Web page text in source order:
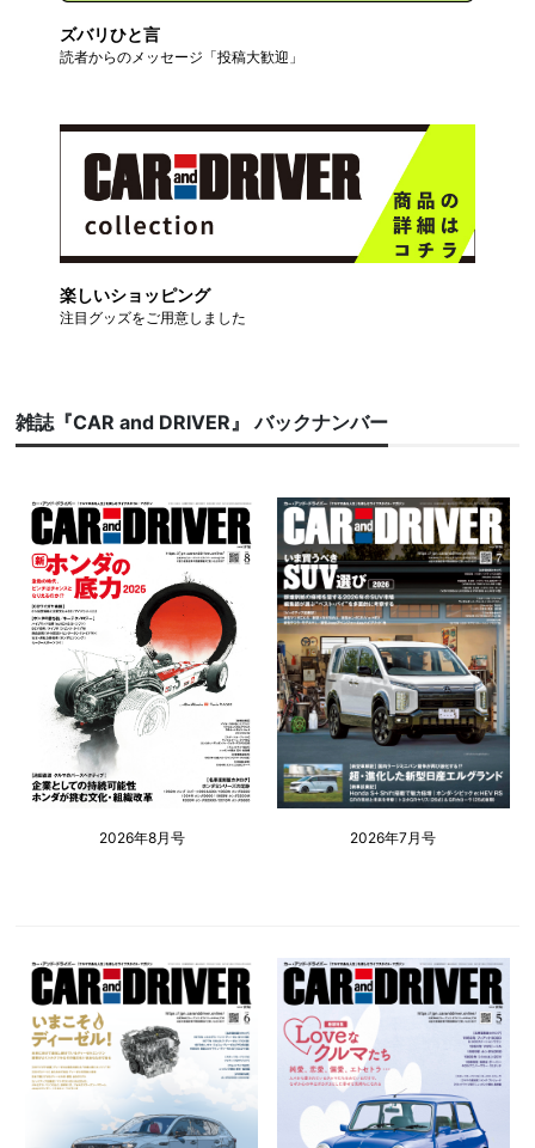
ズバリひと言
読者からのメッセージ「投稿大歓迎」
楽しいショッピング
注目グッズをご用意しました
雑誌『CAR and DRIVER』 バックナンバー
2026年8月号 2026年7月号